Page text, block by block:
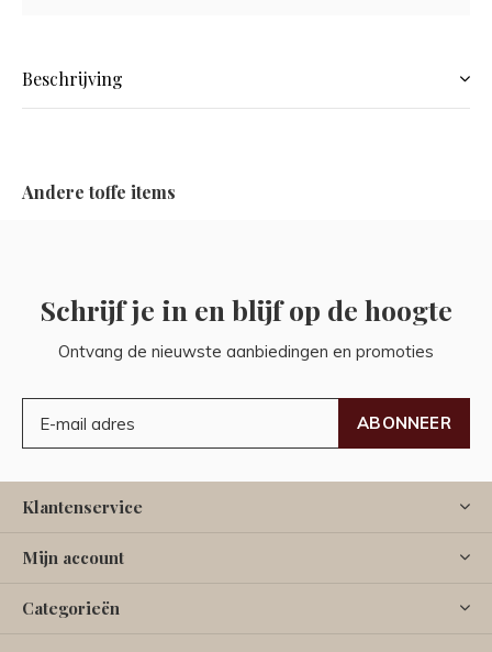
Beschrijving
Andere toffe items
Schrijf je in en blijf op de hoogte
Ontvang de nieuwste aanbiedingen en promoties
ABONNEER
Klantenservice
Mijn account
Categorieën